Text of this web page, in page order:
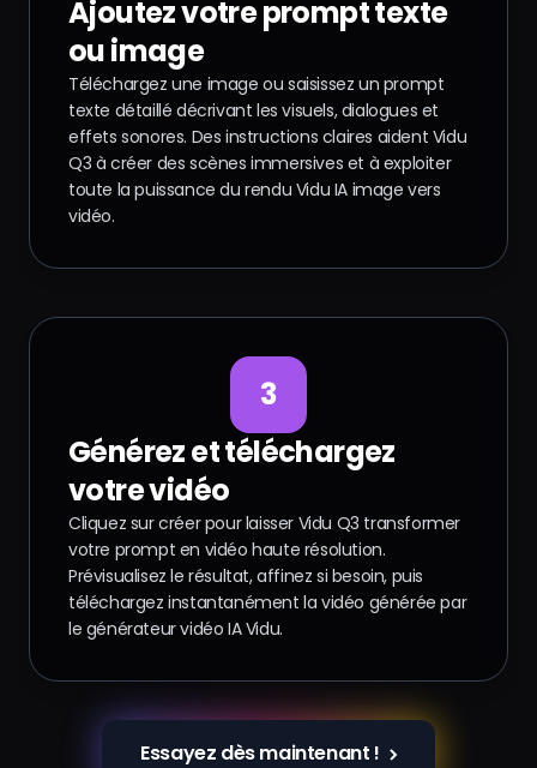
Ajoutez votre prompt texte
ou image
Téléchargez une image ou saisissez un prompt
texte détaillé décrivant les visuels, dialogues et
effets sonores. Des instructions claires aident Vidu
Q3 à créer des scènes immersives et à exploiter
toute la puissance du rendu Vidu IA image vers
vidéo.
3
Générez et téléchargez
votre vidéo
Cliquez sur créer pour laisser Vidu Q3 transformer
votre prompt en vidéo haute résolution.
Prévisualisez le résultat, affinez si besoin, puis
téléchargez instantanément la vidéo générée par
le générateur vidéo IA Vidu.
Essayez dès maintenant !